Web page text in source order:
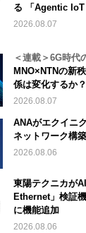
る 「Agentic
2026.08.07
＜連載＞6G時代
MNO×NTNの新
係は変化するか？
2026.08.07
ANAがエクイニ
ネットワーク構
2026.08.06
東陽テクニカが
Ethernet」検証
に機能追加
2026.08.06